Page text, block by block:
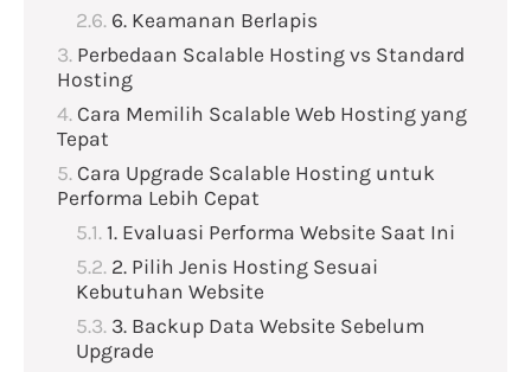
6. Keamanan Berlapis
Perbedaan Scalable Hosting vs Standard
Hosting
Cara Memilih Scalable Web Hosting yang
Tepat
Cara Upgrade Scalable Hosting untuk
Performa Lebih Cepat
1. Evaluasi Performa Website Saat Ini
2. Pilih Jenis Hosting Sesuai
Kebutuhan Website
3. Backup Data Website Sebelum
Upgrade